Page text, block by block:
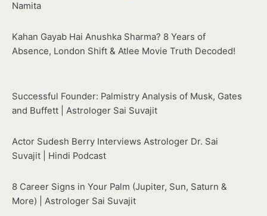
Namita
Kahan Gayab Hai Anushka Sharma? 8 Years of
Absence, London Shift & Atlee Movie Truth Decoded!
Successful Founder: Palmistry Analysis of Musk, Gates
and Buffett | Astrologer Sai Suvajit
Actor Sudesh Berry Interviews Astrologer Dr. Sai
Suvajit | Hindi Podcast
8 Career Signs in Your Palm (Jupiter, Sun, Saturn &
More) | Astrologer Sai Suvajit